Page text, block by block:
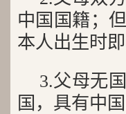
中国国籍；
本人出生时
3.父母无
国，具有中国